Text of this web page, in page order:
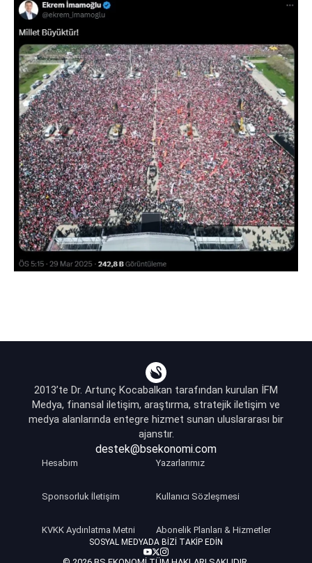
2013’te Dr. Artunç Kocabalkan tarafından kurulan İFM
Medya, finansal iletişim, araştırma, stratejik iletişim ve
medya alanlarında entegre hizmet sunan uluslararası bir
ajanstır.
destek@bsekonomi.com
Hesabım Yazarlarımız
Sponsorluk İletişim Kullanıcı Sözleşmesi
KVKK Aydınlatma Metni Abonelik Planları & Hizmetler
SOSYAL MEDYADA BIZI TAKIP EDIN